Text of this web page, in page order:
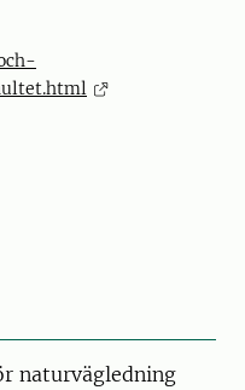
naturvägledning